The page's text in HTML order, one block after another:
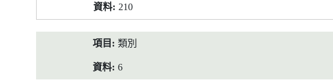
210
類別
6